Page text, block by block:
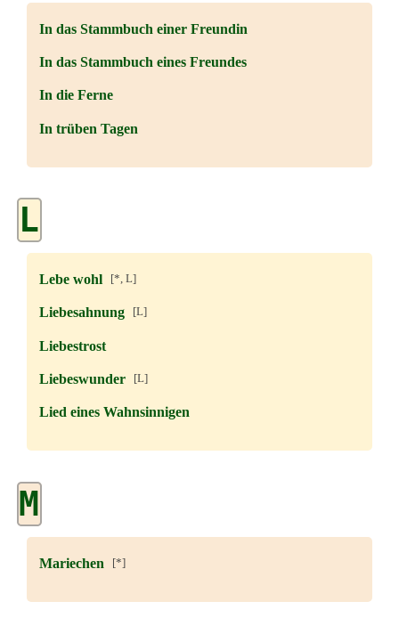
In das Stammbuch einer Freundin
In das Stammbuch eines Freundes
In die Ferne
In trüben Tagen
L
Lebe wohl [*, L]
Liebesahnung[L]
Liebestrost
Liebeswunder[L]
Lied eines Wahnsinnigen
M
Mariechen [*]